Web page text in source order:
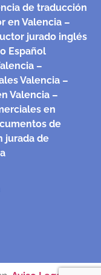
de traducción
en Valencia –
jurado inglés
Español
–
Valencia –
Valencia –
en
de
jurada de